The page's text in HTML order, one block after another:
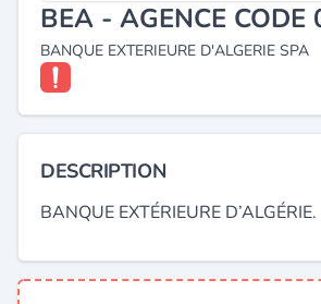
BEA - AGENCE CODE
BANQUE EXTERIEURE D'ALGERIE SPA
DESCRIPTION
BANQUE EXTÉRIEURE D’ALGÉRIE.